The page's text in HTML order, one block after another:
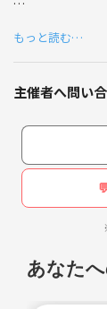
次は5月15日です！
もっと読む…
主催者へ問い
あなた